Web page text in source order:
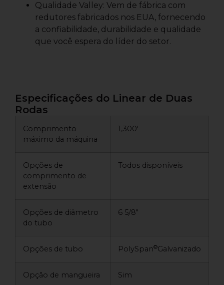
Qualidade Valley: Vem de fábrica com
redutores fabricados nos EUA, fornecendo
a confiabilidade, durabilidade e qualidade
que você espera do líder do setor.
Especificações do Linear de Duas
Rodas
Comprimento
máximo da máquina
1,300′
Opções de
comprimento de
extensão
Todos disponíveis
Opções de diâmetro
do tubo
6 5/8″
Opções de tubo PolySpan®Galvanizado
Opção de mangueira Sim